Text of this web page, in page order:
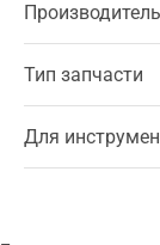
Производитель
Тип запчасти
Для